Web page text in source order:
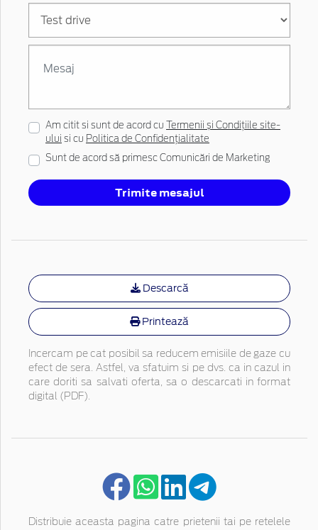
Am citit si sunt de acord cu
Termenii și Condițiile site-
ului si cu Politica de Confidențialitate
Sunt de acord să primesc Comunicări de Marketing
Trimite mesajul
Descarcă
Printează
Incercam pe cat posibil sa reducem emisiile de gaze cu
efect de sera. Astfel, va sfatuim si pe dvs. ca in cazul in
care doriti sa salvati oferta, sa o descarcati in format
digital (PDF).
Distribuie aceasta pagina catre prietenii tai pe retelele